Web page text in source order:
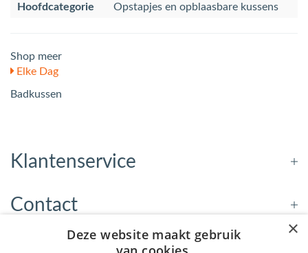
Hoofdcategorie
Opstapjes en opblaasbare kussens
Shop meer
Elke Dag
Badkussen
Klantenservice
Contact
Openingstijden
×
Deze website maakt gebruik